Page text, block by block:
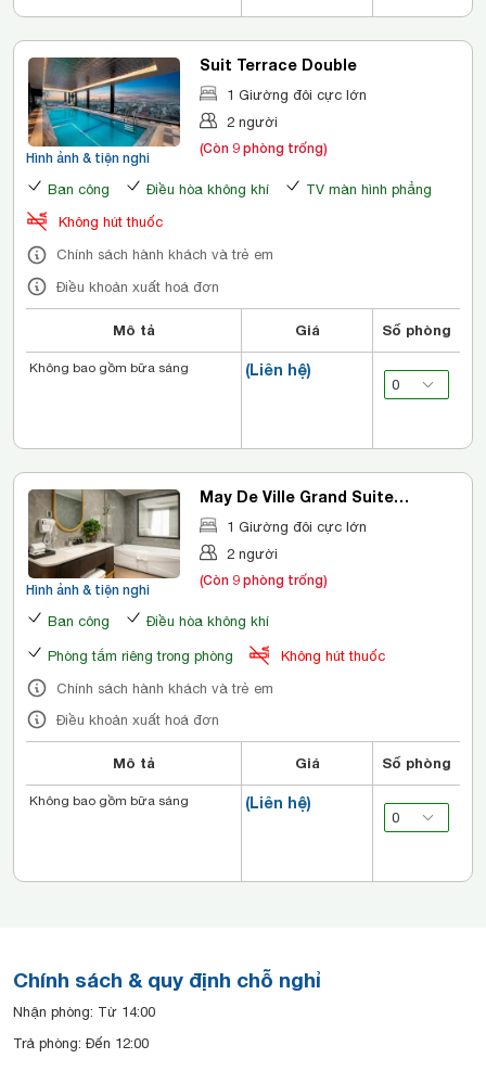
Hình ảnh & tiện nghi
Suit Terrace Double
1 Giường đôi cực lớn
2 người
(Còn 9 phòng trống)
Ban công Điều hòa không khí
TV màn hình phẳng
Không hút thuốc
Chính sách hành khách và trẻ em
Điều khoản xuất hoá đơn
Mô tả Giá Số phòng
(Liên hệ)
Không bao gồm bữa sáng
Hình ảnh & tiện nghi
May De Ville Grand Suite
(Double)
1 Giường đôi cực lớn
2 người
(Còn 9 phòng trống)
Ban công Điều hòa không khí
Phòng tắm riêng trong phòng
Không hút thuốc
Chính sách hành khách và trẻ em
Điều khoản xuất hoá đơn
Mô tả Giá Số phòng
(Liên hệ)
Không bao gồm bữa sáng
Chính sách & quy định chỗ nghỉ
Nhận phòng: Từ 14:00
Trả phòng: Đến 12:00